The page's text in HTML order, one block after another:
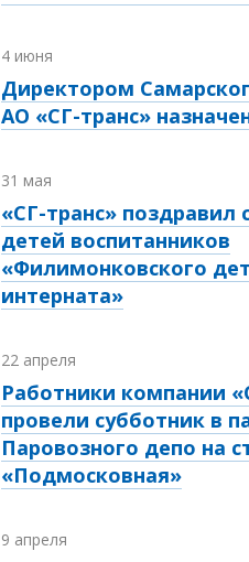
4 июня
Директором
АО «СГ-транс»
31 мая
«СГ-транс»
детей воспитанников
«Филимонковского
интерната»
22 апреля
Работники компании
провели субботник в
Паровозного депо на
«Подмосковная»
9 апреля